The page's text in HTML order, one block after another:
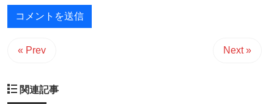
« Prev Next »
関連記事